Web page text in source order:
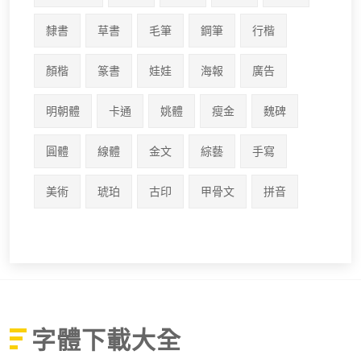
隸書 草書 毛筆 鋼筆 行楷
顏楷 篆書 娃娃 海報 廣告
明朝體 卡通 姚體 瘦金 魏碑
圓體 線體 金文 綜藝 手寫
美術 琥珀 古印 甲骨文 拼音
字體下載大全